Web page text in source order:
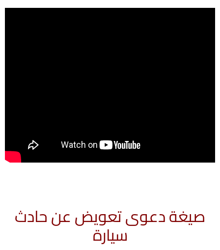
صيغة دعوى تعويض عن حادث
سيارة